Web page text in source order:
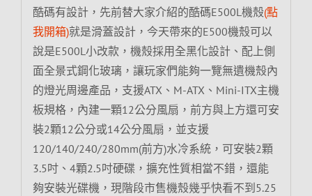
酷碼有設計，先前替大家介紹的酷碼E500L機殼(點
我開箱)就是滑蓋設計，今天帶來的E500機殼可以
說是E500L小改款，機殼採用全黑化設計、配上側
面全景式鋼化玻璃，讓玩家們能夠一覽無遺機殼內
的燈光周邊產品，支援ATX、M-ATX、Mini-ITX主機
板規格，內建一顆12公分風扇，前方與上方還可安
裝2顆12公分或14公分風扇，並支援
120/140/240/280mm(前方)水冷系統，可安裝2顆
3.5吋、4顆2.5吋硬碟，擴充性質相當不錯，還能
夠安裝光碟機，現階段市售機殼幾乎快看不到5.25